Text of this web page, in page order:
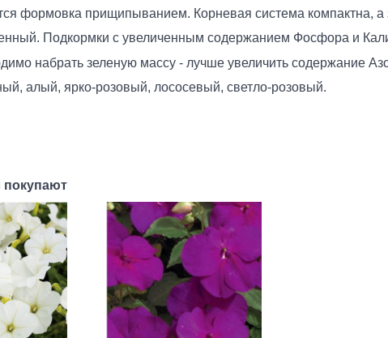
формовка прищипыванием. Корневая система компактна, а
Подкормки с увеличенным содержанием Фосфора и
набрать зеленую массу - лучше увеличить содержание
алый, ярко-розовый, лососевый, светло-розовый.
покупают